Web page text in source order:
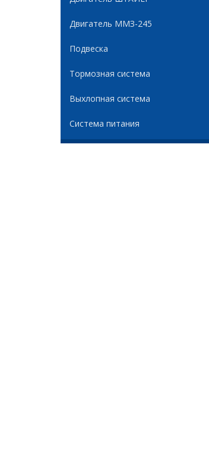
Двигатель ММЗ-245
Подвеска
Тормозная система
Выхлопная система
Система питания